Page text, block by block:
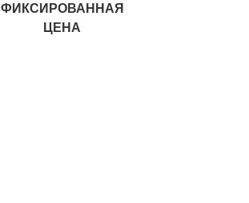
ФИКСИРОВАННАЯ
ЦЕНА